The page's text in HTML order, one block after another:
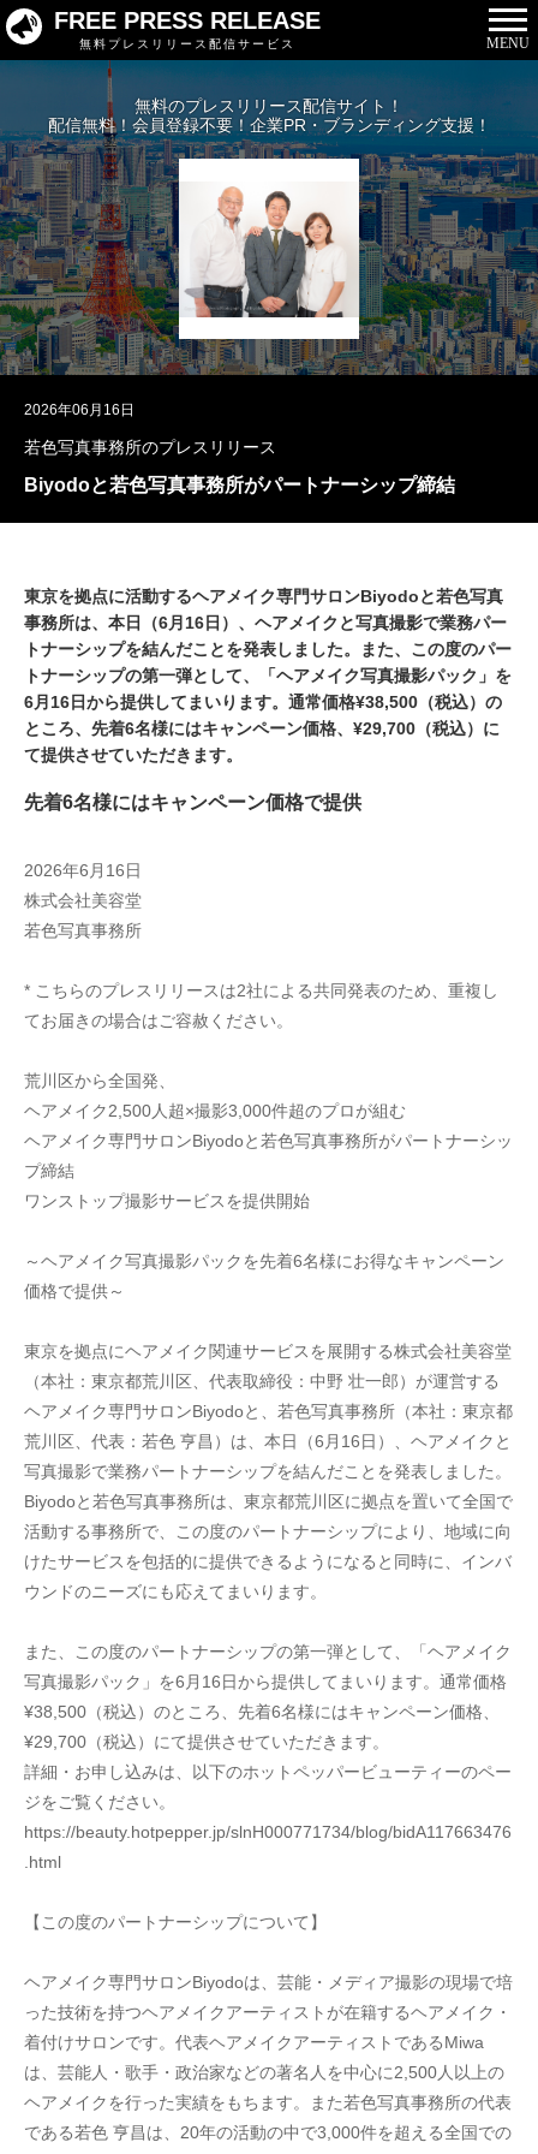
FREE PRESS RELEASE
無料プレスリリース配信サービス MENU
無料のプレスリリース配信サイト！
配信無料！会員登録不要！企業PR・ブランディング支援！
2026年06月16日
若色写真事務所のプレスリリース
Biyodoと若色写真事務所がパートナーシップ締結
東京を拠点に活動するヘアメイク専門サロンBiyodoと若色写真
事務所は、本日（6月16日）、ヘアメイクと写真撮影で業務パー
トナーシップを結んだことを発表しました。また、この度のパー
トナーシップの第一弾として、「ヘアメイク写真撮影パック」を
6月16日から提供してまいります。通常価格¥38,500（税込）の
ところ、先着6名様にはキャンペーン価格、¥29,700（税込）に
て提供させていただきます。
先着6名様にはキャンペーン価格で提供
2026年6月16日
株式会社美容堂
若色写真事務所
* こちらのプレスリリースは2社による共同発表のため、重複し
てお届きの場合はご容赦ください。
荒川区から全国発、
ヘアメイク2,500人超×撮影3,000件超のプロが組む
ヘアメイク専門サロンBiyodoと若色写真事務所がパートナーシッ
プ締結
ワンストップ撮影サービスを提供開始
～ヘアメイク写真撮影パックを先着6名様にお得なキャンペーン
価格で提供～
東京を拠点にヘアメイク関連サービスを展開する株式会社美容堂
（本社：東京都荒川区、代表取締役：中野 壮一郎）が運営する
ヘアメイク専門サロンBiyodoと、若色写真事務所（本社：東京都
荒川区、代表：若色 亨昌）は、本日（6月16日）、ヘアメイクと
写真撮影で業務パートナーシップを結んだことを発表しました。
Biyodoと若色写真事務所は、東京都荒川区に拠点を置いて全国で
活動する事務所で、この度のパートナーシップにより、地域に向
けたサービスを包括的に提供できるようになると同時に、インバ
ウンドのニーズにも応えてまいります。
また、この度のパートナーシップの第一弾として、「ヘアメイク
写真撮影パック」を6月16日から提供してまいります。通常価格
¥38,500（税込）のところ、先着6名様にはキャンペーン価格、
¥29,700（税込）にて提供させていただきます。
詳細・お申し込みは、以下のホットペッパービューティーのペー
ジをご覧ください。
https://beauty.hotpepper.jp/slnH000771734/blog/bidA117663476
.html
【この度のパートナーシップについて】
ヘアメイク専門サロンBiyodoは、芸能・メディア撮影の現場で培
った技術を持つヘアメイクアーティストが在籍するヘアメイク・
着付けサロンです。代表ヘアメイクアーティストであるMiwa
は、芸能人・歌手・政治家などの著名人を中心に2,500人以上の
ヘアメイクを行った実績をもちます。また若色写真事務所の代表
である若色 亨昌は、20年の活動の中で3,000件を超える全国での